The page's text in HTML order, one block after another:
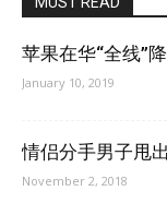
苹果在华“全线”
January 10, 2019
情侣分手男子甩
November 2, 2018